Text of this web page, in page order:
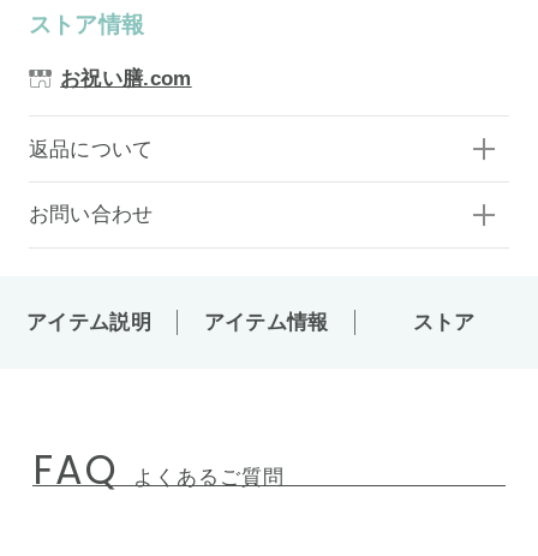
ストア情報
お祝い膳.com
返品について
お問い合わせ
アイテム説明 アイテム情報 ストア
FAQ よくあるご質問